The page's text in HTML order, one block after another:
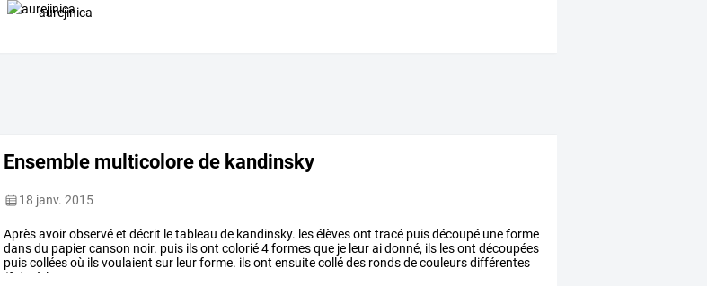
aurejinica
Ensemble multicolore de kandinsky
18 janv. 2015
Aprèsavoirobservéet décrit letableau de kandinsky. lesélèvesont tracé puisdécoupé uneforme
dansdu papiercanson noir. puis ilsont colorié4formesque je leuraidonné, ils lesont découpées
puiscolléesoù ilsvoulaient sur leurforme. ilsont ensuitecollédes rondsdecouleursdifférentes
(faits
à la